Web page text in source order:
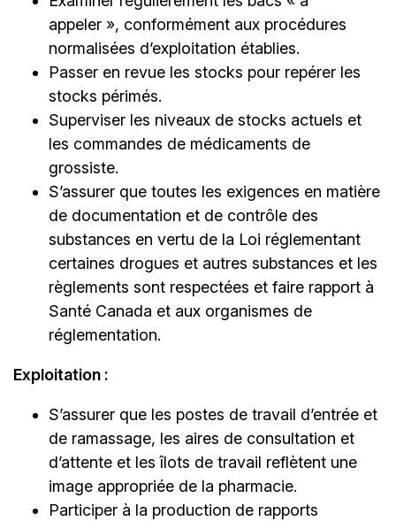
appeler », conformément aux procédures
normalisées d’exploitation établies.
Passer en revue les stocks pour repérer les
stocks périmés.
Superviser les niveaux de stocks actuels et
les commandes de médicaments de
grossiste.
S’assurer que toutes les exigences en matière
de documentation et de contrôle des
substances en vertu de la Loi réglementant
certaines drogues et autres substances et les
règlements sont respectées et faire rapport à
Santé Canada et aux organismes de
réglementation.
Exploitation :
S’assurer que les postes de travail d’entrée et
de ramassage, les aires de consultation et
d’attente et les îlots de travail reflètent une
image appropriée de la pharmacie.
Participer à la production de rapports